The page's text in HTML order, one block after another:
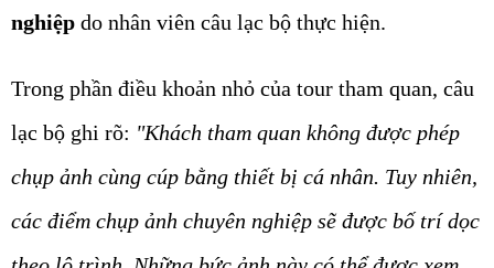
nghiệp do nhân viên câu lạc bộ thực hiện.
Trong phần điều khoản nhỏ của tour tham quan, câu
lạc bộ ghi rõ: "Khách tham quan không được phép
chụp ảnh cùng cúp bằng thiết bị cá nhân. Tuy nhiên,
các điểm chụp ảnh chuyên nghiệp sẽ được bố trí dọc